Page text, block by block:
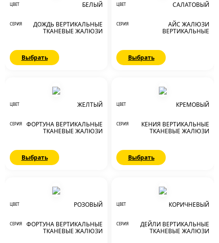
ЦВЕТ БЕЛЫЙ
СЕРИЯ
ДОЖДЬ ВЕРТИКАЛЬНЫЕ
ТКАНЕВЫЕ ЖАЛЮЗИ
Выбрать
ЦВЕТ САЛАТОВЫЙ
СЕРИЯ
АЙС ЖАЛЮЗИ
ВЕРТИКАЛЬНЫЕ
Выбрать
ЦВЕТ ЖЕЛТЫЙ
СЕРИЯ
ФОРТУНА ВЕРТИКАЛЬНЫЕ
ТКАНЕВЫЕ ЖАЛЮЗИ
Выбрать
ЦВЕТ КРЕМОВЫЙ
СЕРИЯ
КЕНИЯ ВЕРТИКАЛЬНЫЕ
ТКАНЕВЫЕ ЖАЛЮЗИ
Выбрать
ЦВЕТ РОЗОВЫЙ
СЕРИЯ
ФОРТУНА ВЕРТИКАЛЬНЫЕ
ТКАНЕВЫЕ ЖАЛЮЗИ
ЦВЕТ КОРИЧНЕВЫЙ
СЕРИЯ
ДЕЙЛИ ВЕРТИКАЛЬНЫЕ
ТКАНЕВЫЕ ЖАЛЮЗИ